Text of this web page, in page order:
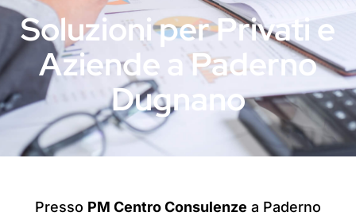
Soluzioni per Privati e
Aziende a Paderno
Dugnano
Presso PM Centro Consulenze a Paderno